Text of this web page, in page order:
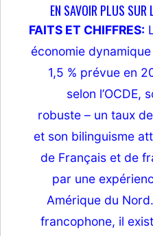
EN SAVOIR PLUS SUR
FAITS ET CHIFFRES:
économie
1,5 % prévue en
selon l’OCDE,
robuste – un taux
et son bilinguisme
de Français et de
par une
Amérique du
francophone, il